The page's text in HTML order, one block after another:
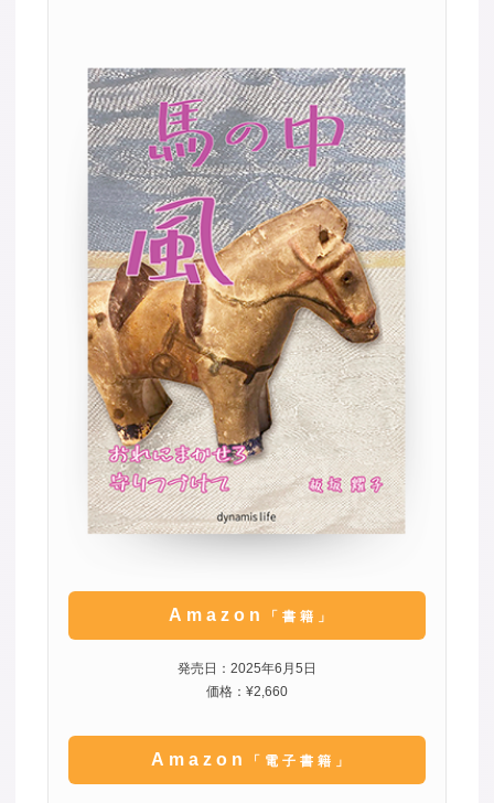
Amazon 「書籍」
発売日：2025年6月5日
価格：¥2,660
Amazon 「電子書籍」